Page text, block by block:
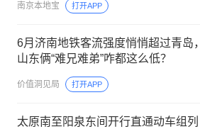
南京本地宝 打开APP
6月济南地铁客流强度悄悄超过青岛，
山东俩“难兄难弟”咋都这么低？
价值洞见局 打开APP
太原南至阳泉东间开行直通动车组列